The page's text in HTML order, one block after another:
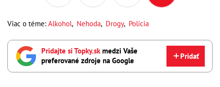
Viac o téme: Alkohol, Nehoda, Drogy, Polícia
Pridajte si Topky.skmedzi Vaše
preferované zdroje na Google
Pridať